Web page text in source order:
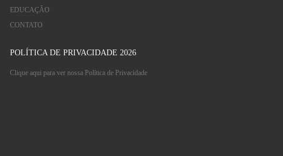
EDUCAÇÃO
CONTATO
POLÍTICA DE PRIVACIDADE 2026
Clique aqui para ver nossa Política de Privacidade